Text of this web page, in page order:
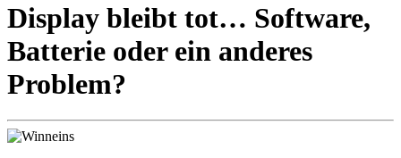
Display bleibt tot… Software,
Batterie oder ein anderes
Problem?